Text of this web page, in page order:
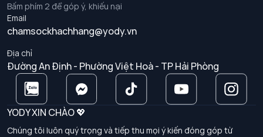
Bấm phím 2 để góp ý, khiếu nại
Email
chamsockhachhang@yody.vn
Địa chỉ
Đường An Định - Phường Việt Hoà - TP Hải Phòng
YODY XIN CHÀO 💖
Chúng tôi luôn quý trọng và tiếp thu mọi ý kiến đóng góp từ